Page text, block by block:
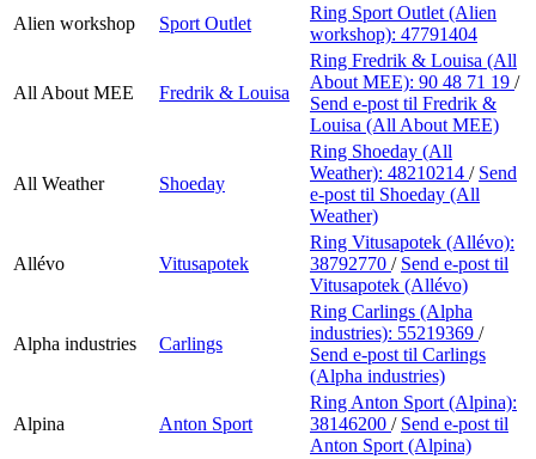
Alien workshop
Sport Outlet
Ring Sport Outlet (Alien
workshop): 47791404
All About MEE Fredrik & Louisa
Ring Fredrik & Louisa (All
About MEE): 90 48 71 19 /
Send e-post til Fredrik &
Louisa (All About MEE)
All Weather Shoeday
Ring Shoeday (All
Weather): 48210214 / Send
e-post til Shoeday (All
Weather)
Allévo Vitusapotek
Ring Vitusapotek (Allévo):
38792770 / Send e-post til
Vitusapotek (Allévo)
Alpha industries Carlings
Ring Carlings (Alpha
industries): 55219369 /
Send e-post til Carlings
(Alpha industries)
Alpina Anton Sport
Ring Anton Sport (Alpina):
38146200 / Send e-post til
Anton Sport (Alpina)